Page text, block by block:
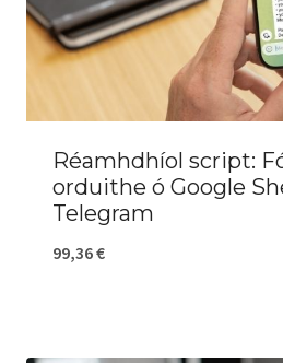
Réamhdhíol script:
orduithe ó Google
Telegram
99,36€